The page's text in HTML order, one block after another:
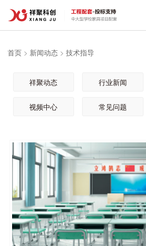
首页 > 新闻动态 > 技术指导
祥聚动态 行业新闻
视频中心 常见问题